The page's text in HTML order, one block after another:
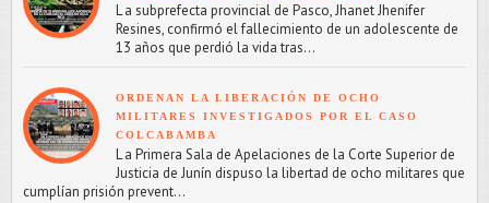
L a subprefecta provincial de Pasco, Jhanet Jhenifer
Resines, confirmó el fallecimiento de un adolescente de
13 años que perdió la vida tras...
ORDENAN LA LIBERACIÓN DE OCHO
MILITARES INVESTIGADOS POR EL CASO
COLCABAMBA
L a Primera Sala de Apelaciones de la Corte Superior de
Justicia de Junín dispuso la libertad de ocho militares que
cumplían prisión prevent...